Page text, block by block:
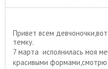
Привет всем
темку.
7 марта исполнилась моя
красивыми формами,смотрю